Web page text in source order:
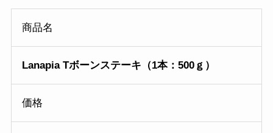
商品名
Lanapia Tボーンステーキ（1本：500ｇ）
価格